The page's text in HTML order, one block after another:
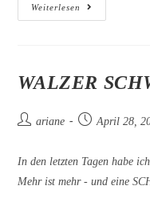
Weiterlesen
Mottodesign
–
935
Ag
WALZER
Beitrags-
ariane
BeitragApril 28,
In den letzten Tagen habe
Mehr ist mehr - und eine